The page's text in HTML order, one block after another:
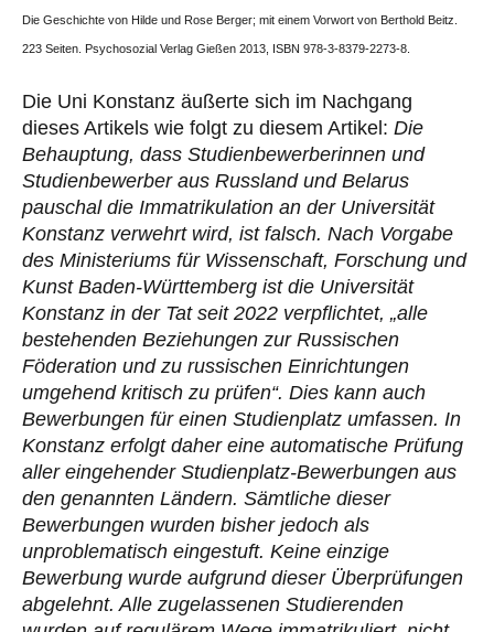
Die Geschichte von Hilde und Rose Berger; mit einem Vorwort von Berthold Beitz.
223 Seiten. Psychosozial Verlag Gießen 2013, ISBN 978-3-8379-2273-8.
Die Uni Konstanz äußerte sich im Nachgang
dieses Artikels wie folgt zu diesem Artikel: Die
Behauptung, dass Studienbewerberinnen und
Studienbewerber aus Russland und Belarus
pauschal die Immatrikulation an der Universität
Konstanz verwehrt wird, ist falsch. Nach Vorgabe
des Ministeriums für Wissenschaft, Forschung und
Kunst Baden-Württemberg ist die Universität
Konstanz in der Tat seit 2022 verpflichtet, „alle
bestehenden Beziehungen zur Russischen
Föderation und zu russischen Einrichtungen
umgehend kritisch zu prüfen“. Dies kann auch
Bewerbungen für einen Studienplatz umfassen. In
Konstanz erfolgt daher eine automatische Prüfung
aller eingehender Studienplatz-Bewerbungen aus
den genannten Ländern. Sämtliche dieser
Bewerbungen wurden bisher jedoch als
unproblematisch eingestuft. Keine einzige
Bewerbung wurde aufgrund dieser Überprüfungen
abgelehnt. Alle zugelassenen Studierenden